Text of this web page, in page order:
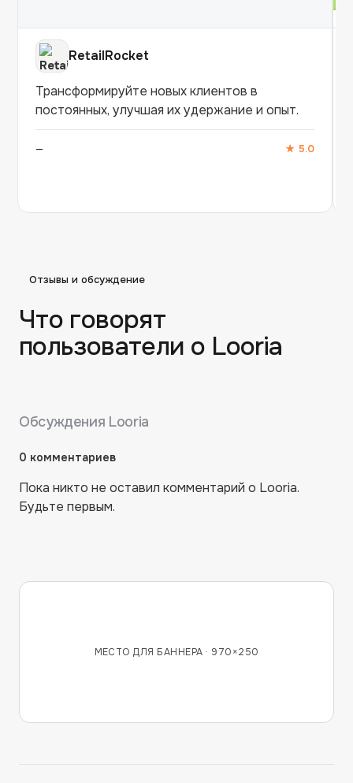
RetailRocket
Трансформируйте новых клиентов в
постоянных, улучшая их удержание и опыт.
— ★ 5.0
Отзывы и обсуждение
Что говорят
пользователи о Looria
Обсуждения Looria
0 комментариев
Пока никто не оставил комментарий о Looria.
Будьте первым.
МЕСТО ДЛЯ БАННЕРА · 970×250